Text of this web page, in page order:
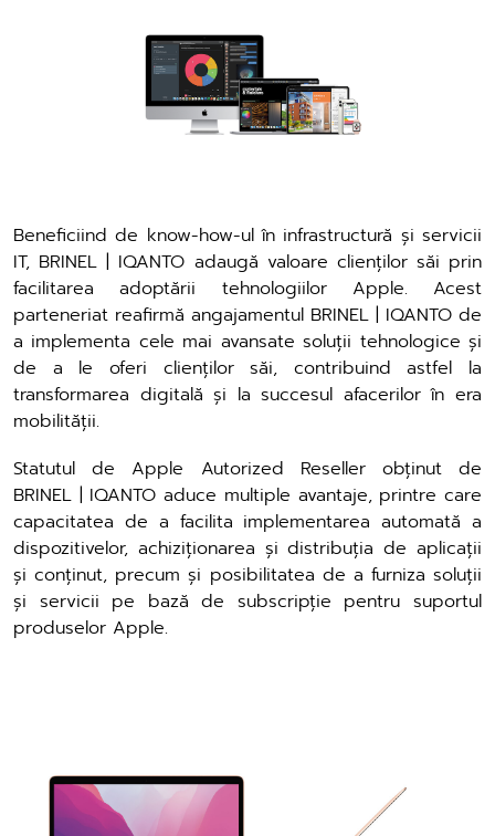
Beneficiind de know-how-ul în infrastructură și servicii
IT, BRINEL | IQANTO adaugă valoare clienților săi prin
facilitarea adoptării tehnologiilor Apple. Acest
parteneriat reafirmă angajamentul BRINEL | IQANTO de
a implementa cele mai avansate soluții tehnologice și
de a le oferi clienților săi, contribuind astfel la
transformarea digitală și la succesul afacerilor în era
mobilității.
Statutul de Apple Autorized Reseller obținut de
BRINEL | IQANTO aduce multiple avantaje, printre care
capacitatea de a facilita implementarea automată a
dispozitivelor, achiziționarea și distribuția de aplicații
și conținut, precum și posibilitatea de a furniza soluții
și servicii pe bază de subscripție pentru suportul
produselor Apple.